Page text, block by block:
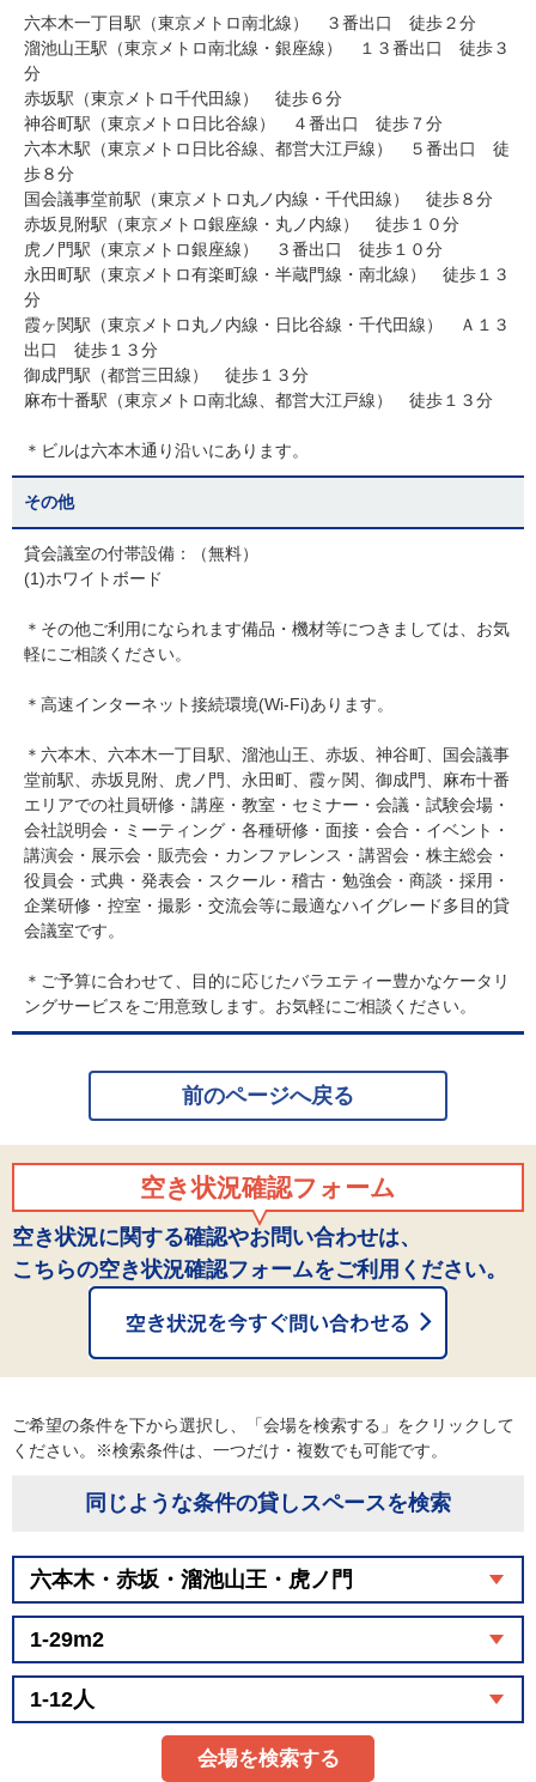
六本木一丁目駅（東京メトロ南北線） ３番出口 徒歩２分
溜池山王駅（東京メトロ南北線・銀座線） １３番出口 徒歩３
分
赤坂駅（東京メトロ千代田線） 徒歩６分
神谷町駅（東京メトロ日比谷線） ４番出口 徒歩７分
六本木駅（東京メトロ日比谷線、都営大江戸線） ５番出口 徒
歩８分
国会議事堂前駅（東京メトロ丸ノ内線・千代田線） 徒歩８分
赤坂見附駅（東京メトロ銀座線・丸ノ内線） 徒歩１０分
虎ノ門駅（東京メトロ銀座線） ３番出口 徒歩１０分
永田町駅（東京メトロ有楽町線・半蔵門線・南北線） 徒歩１３
分
霞ヶ関駅（東京メトロ丸ノ内線・日比谷線・千代田線） Ａ１３
出口 徒歩１３分
御成門駅（都営三田線） 徒歩１３分
麻布十番駅（東京メトロ南北線、都営大江戸線） 徒歩１３分
＊ビルは六本木通り沿いにあります。
その他
貸会議室の付帯設備：（無料）
(1)ホワイトボード
＊その他ご利用になられます備品・機材等につきましては、お気
軽にご相談ください。
＊高速インターネット接続環境(Wi-Fi)あります。
＊六本木、六本木一丁目駅、溜池山王、赤坂、神谷町、国会議事
堂前駅、赤坂見附、虎ノ門、永田町、霞ヶ関、御成門、麻布十番
エリアでの社員研修・講座・教室・セミナー・会議・試験会場・
会社説明会・ミーティング・各種研修・面接・会合・イベント・
講演会・展示会・販売会・カンファレンス・講習会・株主総会・
役員会・式典・発表会・スクール・稽古・勉強会・商談・採用・
企業研修・控室・撮影・交流会等に最適なハイグレード多目的貸
会議室です。
＊ご予算に合わせて、目的に応じたバラエティー豊かなケータリ
ングサービスをご用意致します。お気軽にご相談ください。
前のページへ戻る
空き状況確認フォーム
空き状況に関する確認やお問い合わせは、
こちらの空き状況確認フォームをご利用ください。
ご希望の条件を下から選択し、「会場を検索する」をクリックして
ください。※検索条件は、一つだけ・複数でも可能です。
同じような条件の貸しスペースを検索
会場を検索する